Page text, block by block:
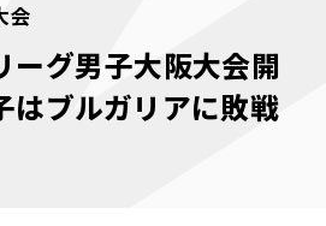
会
ーグ男子大阪大会開
ブルガリアに敗戦